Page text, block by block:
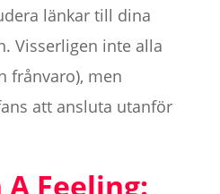
länkar till dina
Visserligen inte alla
frånvaro), men
att ansluta utanför
Feeling: